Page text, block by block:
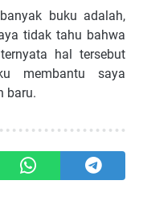
buku adalah,
tidak tahu bahwa
hal tersebut
membantu saya
baru.